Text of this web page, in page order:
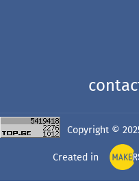
Copyright ©
Created in